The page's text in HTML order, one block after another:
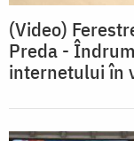
(Video)
Preda -
internetului în